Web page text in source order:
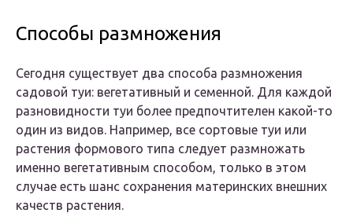
Способы размножения
Сегодня существует два способа размножения
садовой туи: вегетативный и семенной. Для каждой
разновидности туи более предпочтителен какой-то
один из видов. Например, все сортовые туи или
растения формового типа следует размножать
именно вегетативным способом, только в этом
случае есть шанс сохранения материнских внешних
качеств растения.